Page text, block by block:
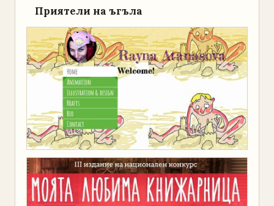
Приятели на ъгъла